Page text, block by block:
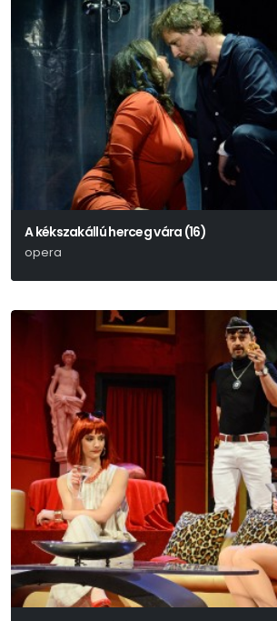
A kékszakállú herceg vára (16)
opera